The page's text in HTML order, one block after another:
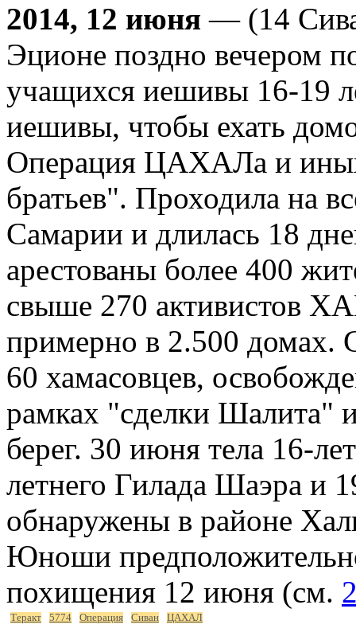
2014, 12 июня — (14
Эционе поздно вечером
учащихся иешивы 16-19
иешивы, чтобы ехать
Операция ЦАХАЛа и
братьев". Проходила на
Самарии и длилась 18
арестованы более 400
свыше 270 активистов
примерно в 2.500 домах.
60 хамасовцев,
рамках "сделки Шалита"
берег. 30 июня тела 16-
летнего Гилада Шаэра и
обнаружены в районе
Юноши
похищения 12 июня (см.
Теракт 5774 Операция Сиван ЦАХАЛ